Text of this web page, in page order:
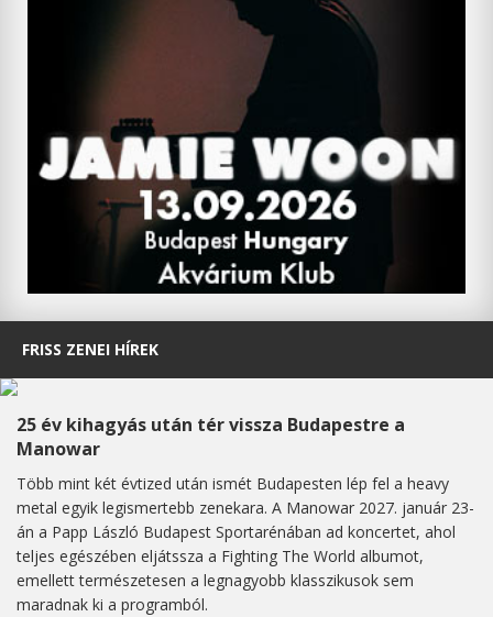
FRISS ZENEI HÍREK
25 év kihagyás után tér vissza Budapestre a
Manowar
Több mint két évtized után ismét Budapesten lép fel a heavy
metal egyik legismertebb zenekara. A Manowar 2027. január 23-
án a Papp László Budapest Sportarénában ad koncertet, ahol
teljes egészében eljátssza a Fighting The World albumot,
emellett természetesen a legnagyobb klasszikusok sem
maradnak ki a programból.